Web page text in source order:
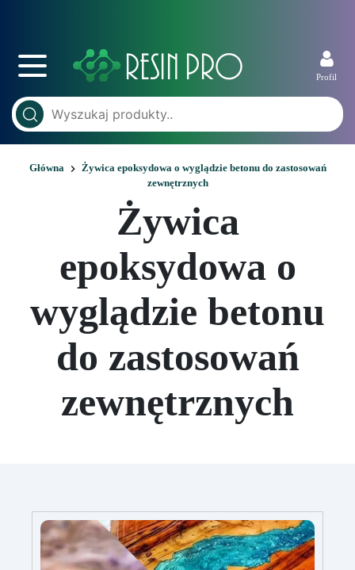
Profil
Główna
Żywica epoksydowa o wyglądzie betonu do zastosowań
zewnętrznych
Żywica
epoksydowa o
wyglądzie betonu
do zastosowań
zewnętrznych